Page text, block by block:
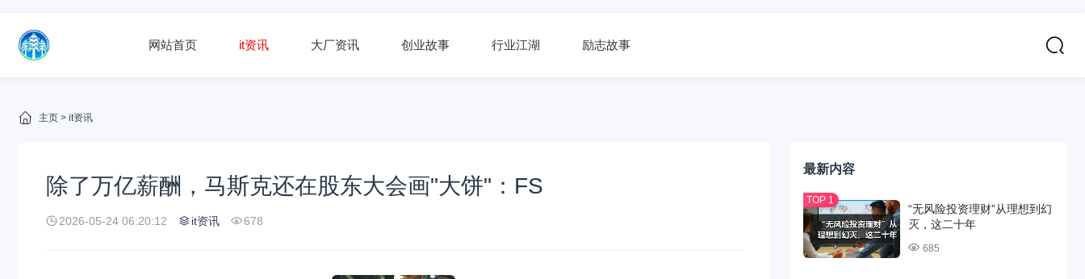
网站首页 it资讯 大厂资讯 创业故事 行业江湖 励志故事
主页 > it资讯
除了万亿薪酬，马斯克还在股东大会画"大饼"：FS
2026-05-24 06:20:12 it资讯 678
最新内容
“无风险投资理财”从理想到幻
灭，这二十年
685